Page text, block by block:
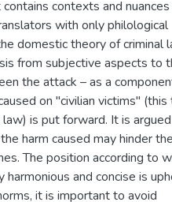
contexts and
with only philological
domestic theory of criminal
from subjective aspects to
the attack – as a
on "civilian victims" (this
is put forward. It is
harm caused may hinder the
The position according to
and concise is
it is important to avoid